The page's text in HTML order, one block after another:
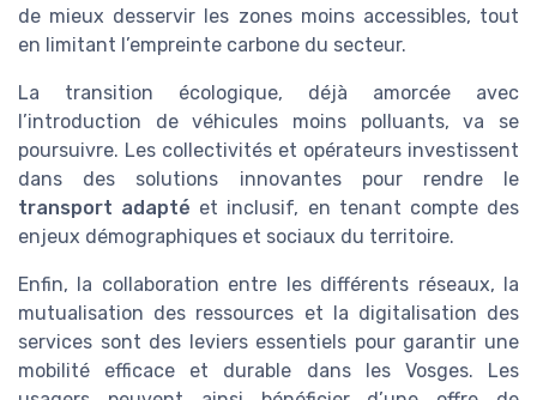
de mieux desservir les zones moins accessibles, tout
en limitant l’empreinte carbone du secteur.
La transition écologique, déjà amorcée avec
l’introduction de véhicules moins polluants, va se
poursuivre. Les collectivités et opérateurs investissent
dans des solutions innovantes pour rendre le
transport adapté et inclusif, en tenant compte des
enjeux démographiques et sociaux du territoire.
Enfin, la collaboration entre les différents réseaux, la
mutualisation des ressources et la digitalisation des
services sont des leviers essentiels pour garantir une
mobilité efficace et durable dans les Vosges. Les